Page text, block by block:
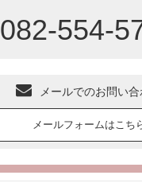
082-554-
メールでのお問い
メールフォームはこち